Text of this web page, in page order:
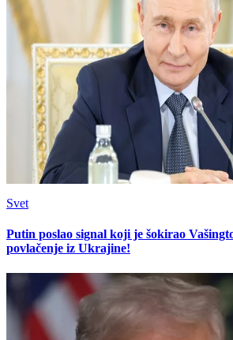
Svet
Putin poslao signal koji je šokirao
povlačenje iz Ukrajine!